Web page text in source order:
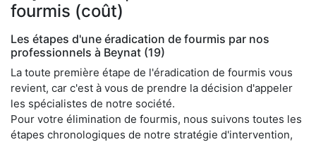
fourmis (coût)
Les étapes d'une éradication de fourmis par nos
professionnels à Beynat (19)
La toute première étape de l'éradication de fourmis vous
revient, car c'est à vous de prendre la décision d'appeler
les spécialistes de notre société.
Pour votre élimination de fourmis, nous suivons toutes les
étapes chronologiques de notre stratégie d'intervention,